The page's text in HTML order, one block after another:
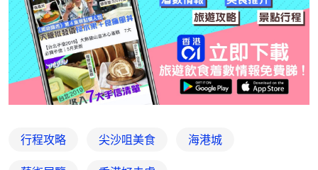
行程攻略 尖沙咀美食 海港城